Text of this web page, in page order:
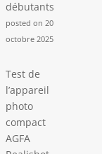
débutants
posted on 20
octobre 2025
Test de
l’appareil
photo
compact
AGFA